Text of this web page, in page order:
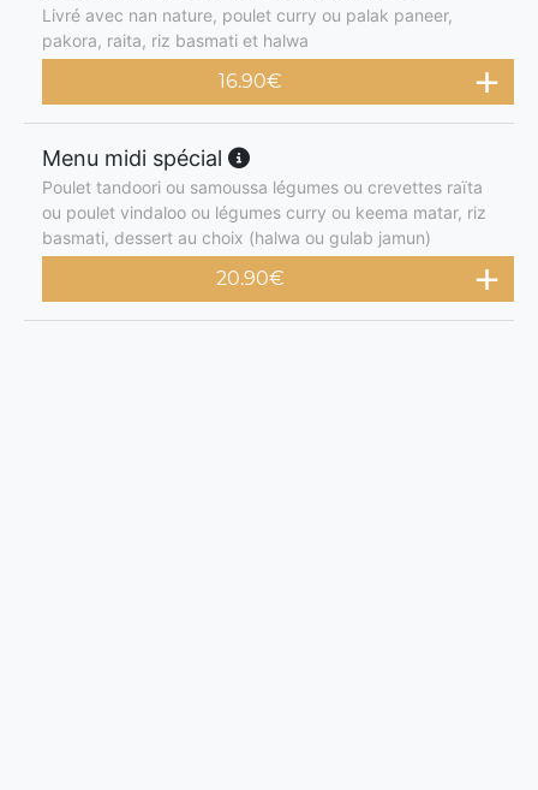
Livré avec nan nature, poulet curry ou palak paneer,
pakora, raita, riz basmati et halwa
16.90€
Menu midi spécial
Poulet tandoori ou samoussa légumes ou crevettes raïta
ou poulet vindaloo ou légumes curry ou keema matar, riz
basmati, dessert au choix (halwa ou gulab jamun)
20.90€